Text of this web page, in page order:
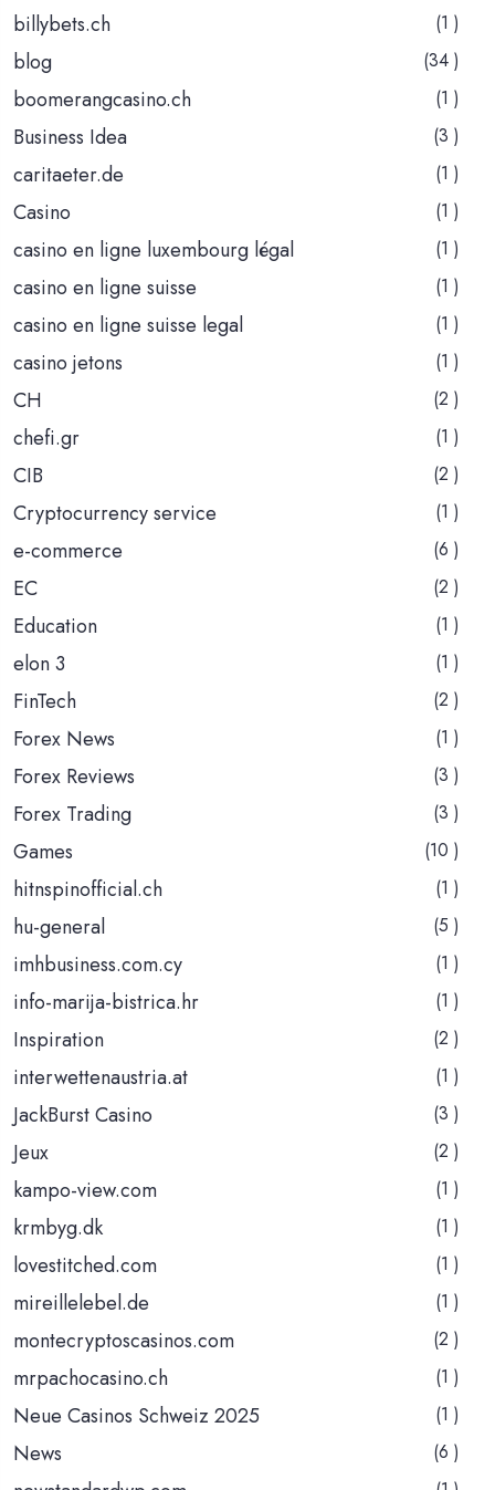
billybets.ch
(1 )
blog (34 )
boomerangcasino.ch (1 )
Business Idea (3 )
caritaeter.de (1 )
Casino (1 )
casino en ligne luxembourg légal (1 )
casino en ligne suisse (1 )
casino en ligne suisse legal (1 )
casino jetons (1 )
CH (2 )
chefi.gr (1 )
CIB (2 )
Cryptocurrency service (1 )
e-commerce (6 )
EC (2 )
Education (1 )
elon 3 (1 )
FinTech (2 )
Forex News (1 )
Forex Reviews (3 )
Forex Trading (3 )
Games (10 )
hitnspinofficial.ch (1 )
hu-general (5 )
imhbusiness.com.cy (1 )
info-marija-bistrica.hr (1 )
Inspiration (2 )
interwettenaustria.at (1 )
JackBurst Casino (3 )
Jeux (2 )
kampo-view.com (1 )
krmbyg.dk (1 )
lovestitched.com (1 )
mireillelebel.de (1 )
montecryptoscasinos.com (2 )
mrpachocasino.ch (1 )
Neue Casinos Schweiz 2025 (1 )
News (6 )